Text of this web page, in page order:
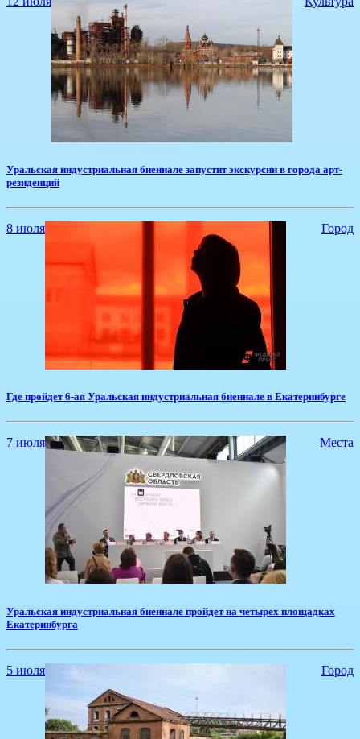
Уральская индустриальная биеннале запустит экскурсии в города арт-
резиденций
8 июля Город
Где пройдет 6-ая Уральская индустриальная биеннале в Екатеринбурге
7 июля Места
Уральская индустриальная биеннале пройдет на четырех площадках
Екатеринбурга
5 июля Город